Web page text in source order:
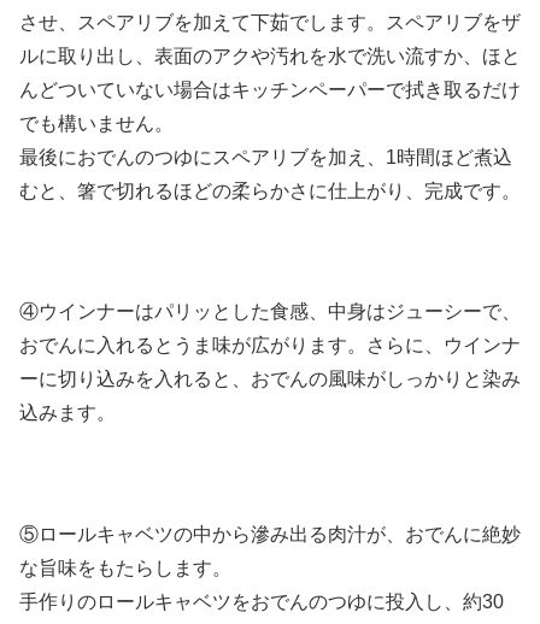
させ、スペアリブを加えて下茹でします。スペアリブをザ
ルに取り出し、表面のアクや汚れを水で洗い流すか、ほと
んどついていない場合はキッチンペーパーで拭き取るだけ
でも構いません。
最後におでんのつゆにスペアリブを加え、1時間ほど煮込
むと、箸で切れるほどの柔らかさに仕上がり、完成です。
④ウインナーはパリッとした食感、中身はジューシーで、
おでんに入れるとうま味が広がります。さらに、ウインナ
ーに切り込みを入れると、おでんの風味がしっかりと染み
込みます。
⑤ロールキャベツの中から滲み出る肉汁が、おでんに絶妙
な旨味をもたらします。
手作りのロールキャベツをおでんのつゆに投入し、約30